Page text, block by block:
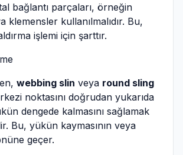
bağlantı parçaları, örneğin
klemensler kullanılmalıdır. Bu,
işlemi için şarttır.
webbing slin veya round sling
noktasını doğrudan yukarıda
dengede kalmasını sağlamak
Bu, yükün kaymasının veya
geçer.